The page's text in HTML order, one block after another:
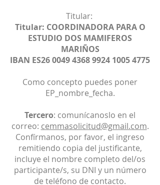
Titular:
Titular: COORDINADORA PARA O
ESTUDIO DOS MAMIFEROS
MARIÑOS
IBAN ES260049 4368 9924 10054775
Como concepto puedes poner
EP_nombre_fecha.
Tercero: comunícanoslo en el
correo: cemmasolicitud@gmail.com.
Confírmanos, por favor, el ingreso
remitiendo copia del justificante,
incluye el nombre completo del/os
participante/s, su DNI y un número
de teléfono de contacto.